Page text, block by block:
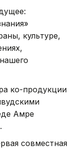
культуре,
ко-продукции
Амре
совместная